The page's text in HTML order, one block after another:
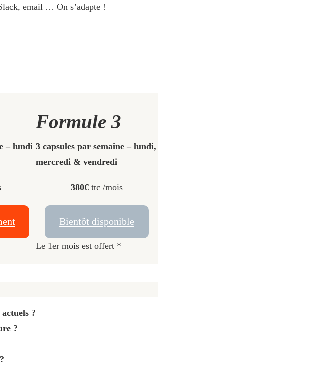
email … On s’adapte !
– lundi
Formule 3
3 capsules par semaine – lundi,
mercredi & vendredi
380€ttc /mois
Bientôt disponible
Le 1er mois est offert *
?
?